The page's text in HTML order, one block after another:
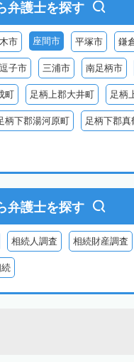
弁護士を探す
市 座間市 平塚市 鎌
逗子市 三浦市 南足柄市
町 足柄上郡大井町 足柄
柄下郡湯河原町 足柄下郡真
弁護士を探す
相続人調査 相続財産調査